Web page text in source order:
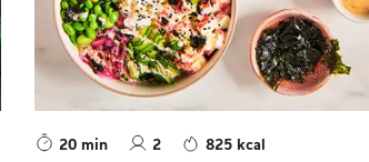
20 min 2 825 kcal